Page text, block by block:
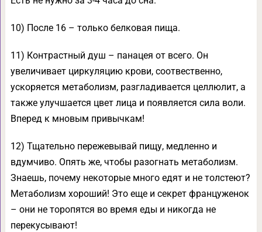
10) После 16 – только белковая пища.
11) Контрастный душ – панацея от всего. Он
увеличивает циркуляцию крови, соотвественно,
ускоряется метаболизм, разгладивается целлюлит, а
также улучшается цвет лица и появляется сила воли.
Вперед к мновым привычкам!
12) Тщательно пережевывай пищу, медленно и
вдумчиво. Опять же, чтобы разогнать метаболизм.
Знаешь, почему некоторые много едят и не толстеют?
Метаболизм хороший! Это еще и секрет француженок
– они не торопятся во время еды и никогда не
перекусывают!